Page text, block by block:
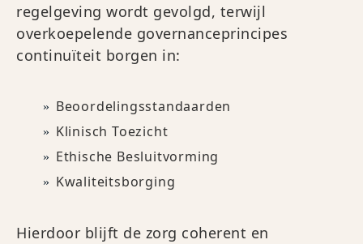
regelgeving wordt gevolgd, terwijl
overkoepelende governanceprincipes
continuïteit borgen in:
Beoordelingsstandaarden
Klinisch Toezicht
Ethische Besluitvorming
Kwaliteitsborging
Hierdoor blijft de zorg coherent en